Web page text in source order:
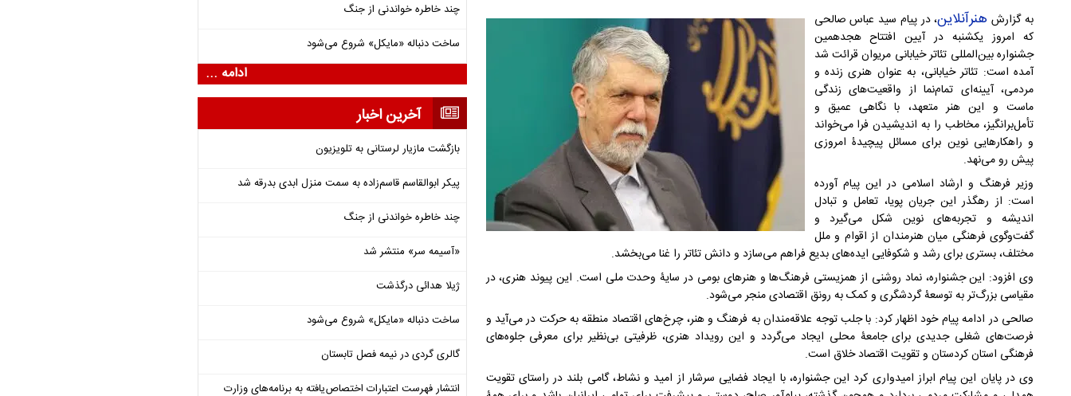
به گزارش هنرآنلاین، در پیام سید عباس صالحی
که امروز یکشنبه در آیین افتتاح هجدهمین
جشنواره بین‌المللی تئاتر خیابانی مریوان قرائت شد
آمده است: تئاتر خیابانی، به عنوان هنری زنده و
مردمی، آیینه‌ای تمام‌نما از واقعیت‌های زندگی
ماست و این هنر متعهد، با نگاهی عمیق و
تأمل‌برانگیز، مخاطب را به اندیشیدن فرا می‌خواند
و راهکارهایی نوین برای مسائل پیچیدۀ امروزی
پیش رو می‌نهد.
وزیر فرهنگ و ارشاد اسلامی در این پیام آورده
است: از رهگذر این جریان پویا، تعامل و تبادل
اندیشه و تجربه‌های نوین شکل می‌گیرد و
گفت‌وگوی فرهنگی میان هنرمندان از اقوام و ملل
مختلف، بستری برای رشد و شکوفایی ایده‌های بدیع فراهم می‌سازد و دانش تئاتر را غنا می‌بخشد.
وی افزود: این جشنواره، نماد روشنی از همزیستی فرهنگ‌ها و هنرهای بومی در سایۀ وحدت ملی است. این پیوند هنری، در
مقیاسی بزرگ‌تر به توسعۀ گردشگری و کمک به رونق اقتصادی منجر می‌شود.
صالحی در ادامه پیام خود اظهار کرد: با جلب توجه علاقه‌مندان به فرهنگ و هنر، چرخ‌های اقتصاد منطقه به حرکت در می‌آید و
فرصت‌های شغلی جدیدی برای جامعۀ محلی ایجاد می‌گردد و این رویداد هنری، ظرفیتی بی‌نظیر برای معرفی جلوه‌های
فرهنگی استان کردستان و تقویت اقتصاد خلاق است.
وی در پایان این پیام ابراز امیدواری کرد این جشنواره، با ایجاد فضایی سرشار از امید و نشاط، گامی بلند در راستای تقویت
چند خاطره خواندنی از جنگ
ساخت دنباله «مایکل» شروع می‌شود
ادامه ...
آخرین اخبار
بازگشت مازیار لرستانی به تلویزیون
پیکر ابوالقاسم قاسم‌زاده به سمت منزل ابدی بدرقه شد
چند خاطره خواندنی از جنگ
«آسیمه سر» منتشر شد
ژیلا هدائی درگذشت
ساخت دنباله «مایکل» شروع می‌شود
گالری گردی در نیمه فصل تابستان
انتشار فهرست اعتبارات اختصاص‌یافته به برنامه‌های وزارت